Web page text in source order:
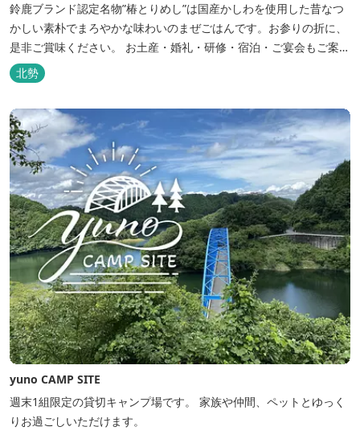
鈴鹿ブランド認定名物”椿とりめし”は国産かしわを使用した昔なつ
かしい素朴でまろやかな味わいのまぜごはんです。お参りの折に、
是非ご賞味ください。 お土産・婚礼・研修・宿泊・ご宴会もご案内
しております。
北勢
yuno CAMP SITE
週末1組限定の貸切キャンプ場です。 家族や仲間、ペットとゆっく
りお過ごしいただけます。